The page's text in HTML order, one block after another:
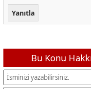
Yanıtla
Bu Konu